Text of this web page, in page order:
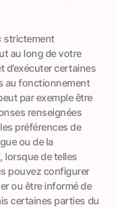
strictement
au long de votre
d’exécuter certaines
au fonctionnement
par exemple être
renseignées
préférences de
ou de la
lorsque de telles
pouvez configurer
ou être informé de
certaines parties du